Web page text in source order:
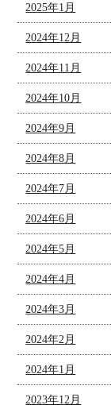
2025年1月
2024年12月
2024年11月
2024年10月
2024年9月
2024年8月
2024年7月
2024年6月
2024年5月
2024年4月
2024年3月
2024年2月
2024年1月
2023年12月